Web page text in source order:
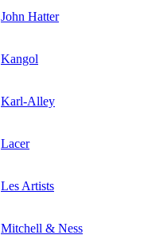
John Hatter
Kangol
Karl-Alley
Lacer
Les Artists
Mitchell & Ness